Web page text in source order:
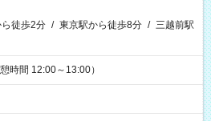
徒歩2分 / 東京駅から徒歩8分 / 三越前駅
時間 12:00～13:00）